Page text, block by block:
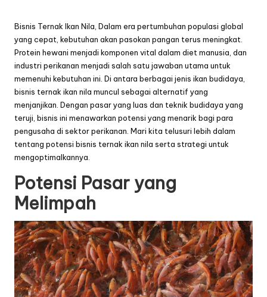
Bisnis Ternak Ikan Nila, Dalam era pertumbuhan populasi global
yang cepat, kebutuhan akan pasokan pangan terus meningkat.
Protein hewani menjadi komponen vital dalam diet manusia, dan
industri perikanan menjadi salah satu jawaban utama untuk
memenuhi kebutuhan ini. Di antara berbagai jenis ikan budidaya,
bisnis ternak ikan nila muncul sebagai alternatif yang
menjanjikan. Dengan pasar yang luas dan teknik budidaya yang
teruji, bisnis ini menawarkan potensi yang menarik bagi para
pengusaha di sektor perikanan. Mari kita telusuri lebih dalam
tentang potensi bisnis ternak ikan nila serta strategi untuk
mengoptimalkannya.
Potensi Pasar yang
Melimpah